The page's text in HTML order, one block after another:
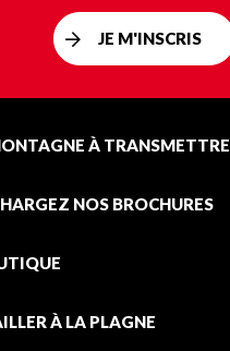
JE M'INSCRIS
À TRANSMETTRE
NOS BROCHURES
À LA PLAGNE